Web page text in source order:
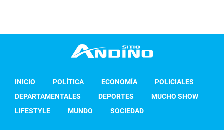
INICIO POLÍTICA ECONOMÍA
POLICIALES
DEPARTAMENTALES
DEPORTES
MUCHO SHOW
LIFESTYLE
MUNDO SOCIEDAD